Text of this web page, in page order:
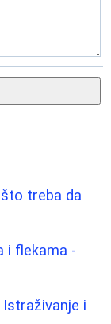
treba da
i flekama -
i